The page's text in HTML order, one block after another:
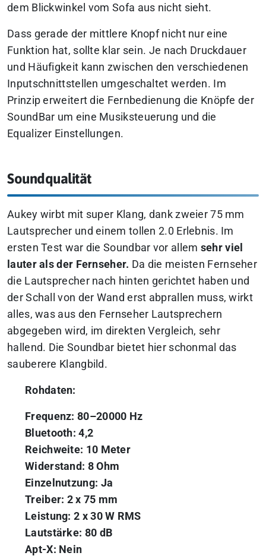
dem Blickwinkel vom Sofa aus nicht sieht.
Dass gerade der mittlere Knopf nicht nur eine
Funktion hat, sollte klar sein. Je nach Druckdauer
und Häufigkeit kann zwischen den verschiedenen
Inputschnittstellen umgeschaltet werden. Im
Prinzip erweitert die Fernbedienung die Knöpfe der
SoundBar um eine Musiksteuerung und die
Equalizer Einstellungen.
Soundqualität
Aukey wirbt mit super Klang, dank zweier 75 mm
Lautsprecher und einem tollen 2.0 Erlebnis. Im
ersten Test war die Soundbar vor allem sehr viel
lauter als der Fernseher. Da die meisten Fernseher
die Lautsprecher nach hinten gerichtet haben und
der Schall von der Wand erst abprallen muss, wirkt
alles, was aus den Fernseher Lautsprechern
abgegeben wird, im direkten Vergleich, sehr
hallend. Die Soundbar bietet hier schonmal das
sauberere Klangbild.
Rohdaten:
Frequenz: 80–20000 Hz
Bluetooth: 4,2
Reichweite: 10 Meter
Widerstand: 8 Ohm
Einzelnutzung: Ja
Treiber: 2 x 75 mm
Leistung: 2 x 30 W RMS
Lautstärke: 80 dB
Apt-X: Nein